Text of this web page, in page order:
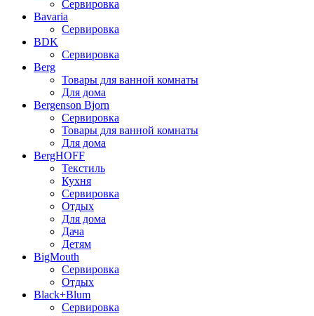
Сервировка
Bavaria
Сервировка
BDK
Сервировка
Berg
Товары для ванной комнаты
Для дома
Bergenson Bjorn
Сервировка
Товары для ванной комнаты
Для дома
BergHOFF
Текстиль
Кухня
Сервировка
Отдых
Для дома
Дача
Детям
BigMouth
Сервировка
Отдых
Black+Blum
Сервировка